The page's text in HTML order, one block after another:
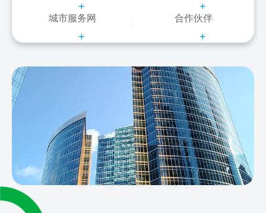
+ +
城市服务网
+
合作伙伴
+